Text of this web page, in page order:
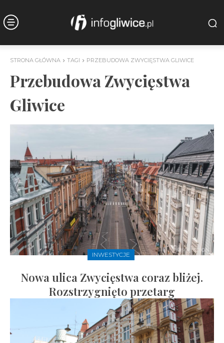
STRONA GŁÓWNA TAGI PRZEBUDOWA ZWYCIĘSTWA GLIWICE
Przebudowa Zwycięstwa
Gliwice
INWESTYCJE
Nowa ulica Zwycięstwa coraz bliżej.
Rozstrzygnięto przetarg